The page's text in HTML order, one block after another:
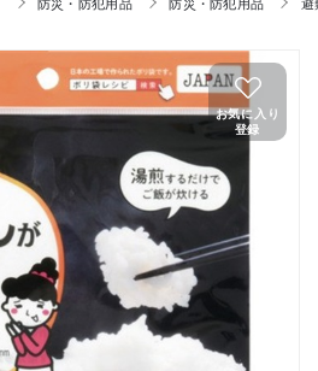
防災・防犯用品 防災・防犯用品 避
お気に入り
登録